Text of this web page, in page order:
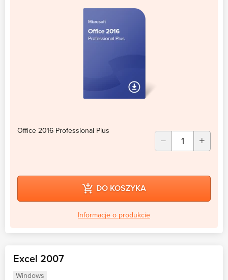
Office 2016 Professional Plus
DO KOSZYKA
Informacje o produkcie
Excel 2007
Windows